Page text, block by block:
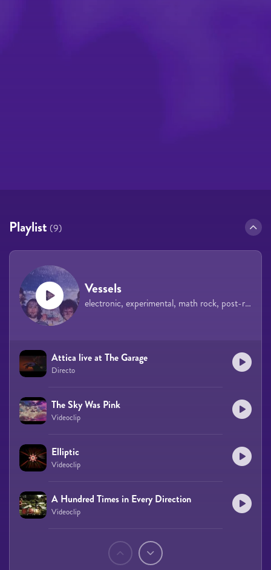
Playlist (9)
Vessels
electronic, experimental, math rock, post-rock
Attica live at The Garage
Directo
The Sky Was Pink
Videoclip
Elliptic
Videoclip
A Hundred Times in Every Direction
Videoclip